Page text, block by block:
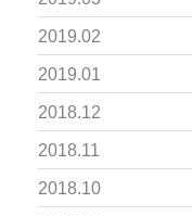
2019.02
2019.01
2018.12
2018.11
2018.10